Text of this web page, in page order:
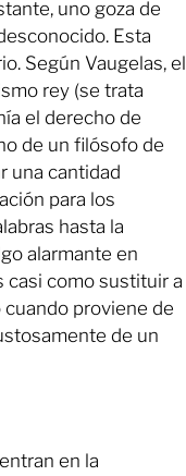
uno goza de
Esta
Según Vaugelas, el
rey (se trata
el derecho de
de un filósofo de
una cantidad
para los
hasta la
alarmante en
casi como sustituir a
proviene de
de un
en la